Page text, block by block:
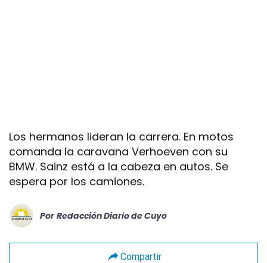
Los hermanos lideran la carrera. En motos
comanda la caravana Verhoeven con su
BMW. Sainz está a la cabeza en autos. Se
espera por los camiones.
Por Redacción Diario de Cuyo
Compartir